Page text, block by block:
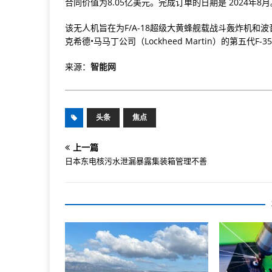
该无人机旨在为F/A-18超级大黄蜂舰载战斗轰炸机和
克希德•马马丁公司（Lockheed Martin）的第五代F-
来源： 智能网
头条 焦点
上一篇
日本东电核污水泄漏暴露集装箱管理不善